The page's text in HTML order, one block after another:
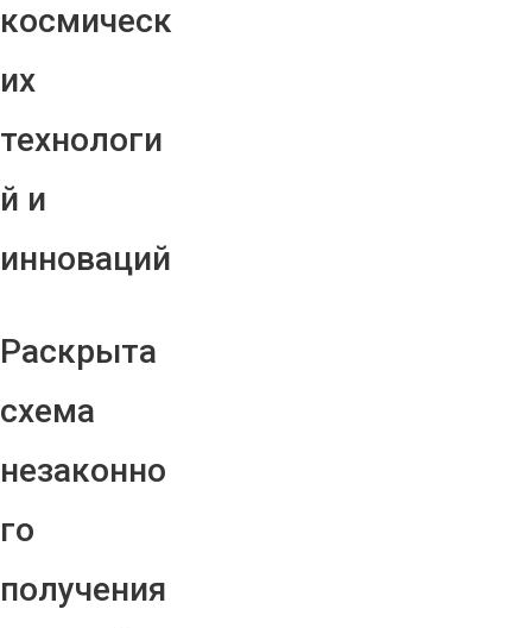
космическ
их
технологи
й и
инноваций
Раскрыта
схема
незаконно
го
получения